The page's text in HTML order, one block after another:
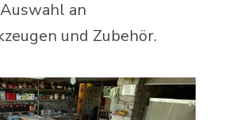
an
und Zubehör.